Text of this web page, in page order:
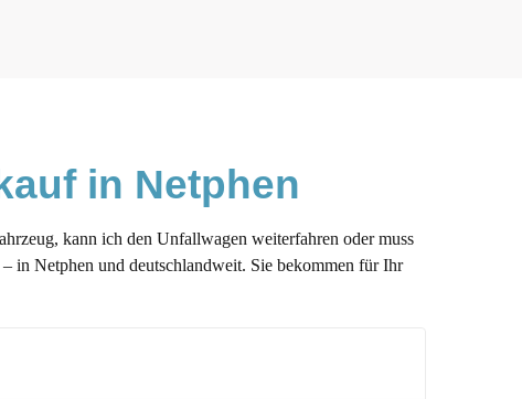
in Netphen
kann ich den Unfallwagen weiterfahren oder muss
in Netphen und deutschlandweit. Sie bekommen für Ihr